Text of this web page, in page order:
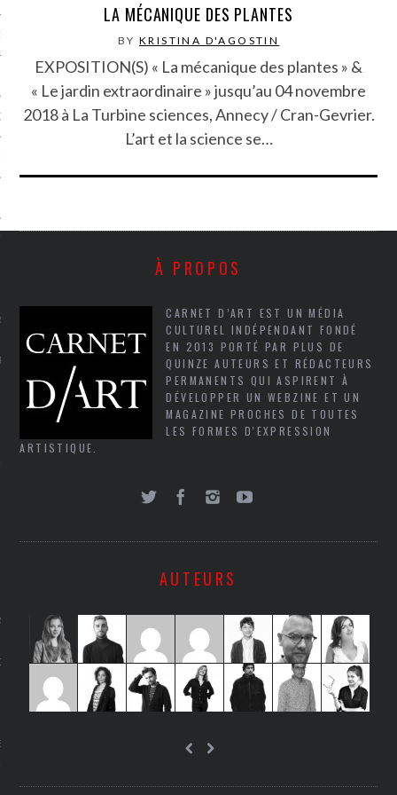
EN VOD
CARAVELLE
PODCAST
LA MÉCANIQUE DES PLANTES
BY KRISTINA D'AGOSTIN
EXPOSITION(S) « La mécanique des plantes » &
« Le jardin extraordinaire » jusqu’au 04 novembre
2018 à La Turbine sciences, Annecy / Cran-Gevrier.
L’art et la science se…
À PROPOS
CARNET D’ART EST UN MÉDIA
CULTUREL INDÉPENDANT FONDÉ
EN 2013 PORTÉ PAR PLUS DE
QUINZE AUTEURS ET RÉDACTEURS
PERMANENTS QUI ASPIRENT À
DÉVELOPPER UN WEBZINE ET UN
MAGAZINE PROCHES DE TOUTES
LES FORMES D'EXPRESSION
ARTISTIQUE.
AUTEURS